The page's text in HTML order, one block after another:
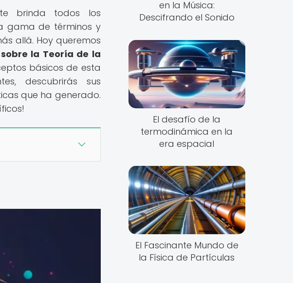
brinda todos los
gama de términos y
allá. Hoy queremos
la Teoría de la
básicos de esta
descubrirás sus
que ha generado.
en la Música:
Descifrando el Sonido
El desafío de la
termodinámica en la
era espacial
El Fascinante Mundo de
la Física de Partículas